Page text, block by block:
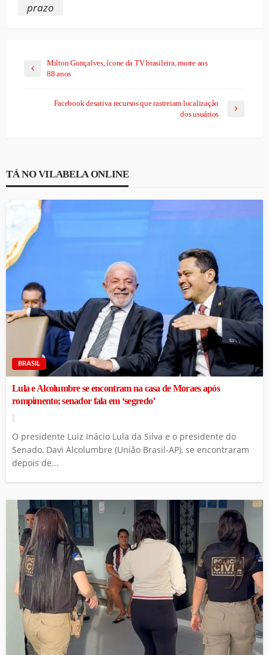
prazo
Milton Gonçalves, ícone da TV brasileira, morre aos
88 anos
Facebook desativa recursos que rastreiam localização
dos usuários
TÁ NO VILABELA ONLINE
BRASIL
Lula e Alcolumbre se encontram na casa de Moraes após
rompimento; senador fala em ‘segredo’
O presidente Luiz Inácio Lula da Silva e o presidente do
Senado, Davi Alcolumbre (União Brasil-AP), se encontraram
depois de...